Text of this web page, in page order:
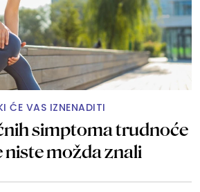
ĆE VAS IZNENADITI
simptoma trudnoće
niste možda znali